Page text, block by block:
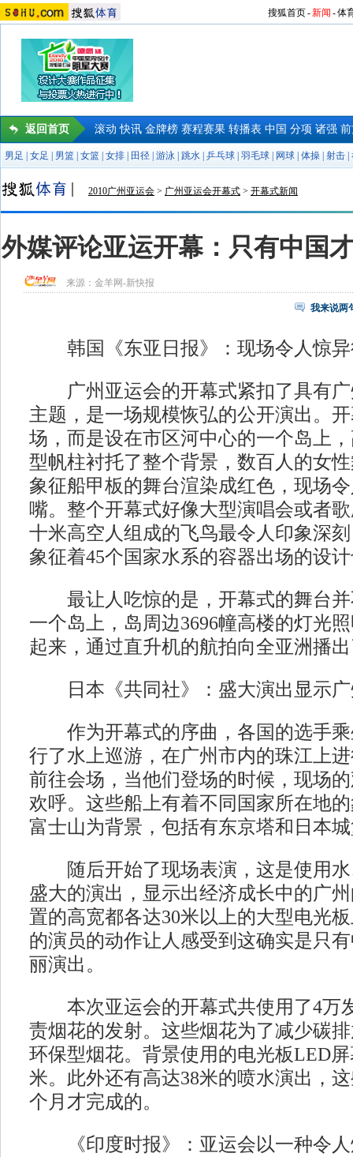
搜狐首页-新闻 -体
返回首页 滚动 快讯 金牌榜 赛程赛果 转播表 中国 分项 诸强
男足 女足 男篮 女篮 女排 田径 游泳 跳水 乒乓球 羽毛球 网球 体操 射击
2010广州亚运会 > 广州亚运会开幕式 > 开幕式新闻
外媒评论亚运开幕：只有中国
来源： 金羊网-新快报
我来说两
韩国《东亚日报》：现场令人惊异
广州亚运会的开幕式紧扣了具有广
主题，是一场规模恢弘的公开演出。
场，而是设在市区河中心的一个岛上
型帆柱衬托了整个背景，数百人的女
象征船甲板的舞台渲染成红色，现场
嘴。整个开幕式好像大型演唱会或者
十米高空人组成的飞鸟最令人印象深
象征着45个国家水系的容器出场的设
最让人吃惊的是，开幕式的舞台并
一个岛上，岛周边3696幢高楼的灯光
起来，通过直升机的航拍向全亚洲播
日本《共同社》：盛大演出显示广
作为开幕式的序曲，各国的选手乘
行了水上巡游，在广州市内的珠江上
前往会场，当他们登场的时候，现场
欢呼。这些船上有着不同国家所在地
富士山为背景，包括有东京塔和日本
随后开始了现场表演，这是使用水
盛大的演出，显示出经济成长中的广
置的高宽都各达30米以上的大型电光
的演员的动作让人感受到这确实是只
丽演出。
本次亚运会的开幕式共使用了4万
责烟花的发射。这些烟花为了减少碳
环保型烟花。背景使用的电光板LED
米。此外还有高达38米的喷水演出，
个月才完成的。
《印度时报》：亚运会以一种令人